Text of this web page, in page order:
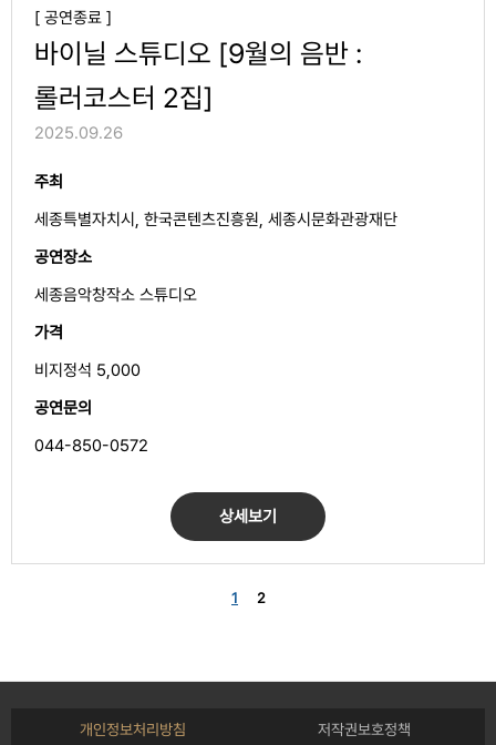
[ 공연종료 ]
바이닐 스튜디오 [9월의 음반 :
롤러코스터 2집]
2025.09.26
주최
세종특별자치시, 한국콘텐츠진흥원, 세종시문화관광재단
공연장소
세종음악창작소 스튜디오
가격
비지정석 5,000
공연문의
044-850-0572
상세보기
1 2
개인정보처리방침 저작권보호정책